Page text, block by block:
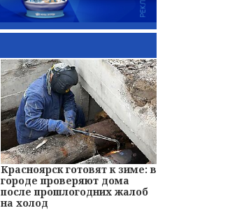
Красноярск готовят к зиме: в
городе проверяют дома
после прошлогодних жалоб
на холод